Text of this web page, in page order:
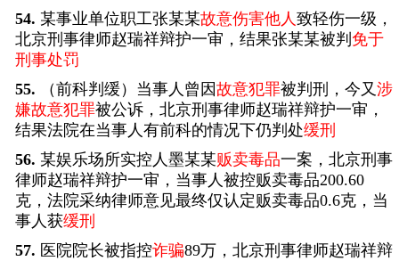
54. 某事业单位职工张某某故意伤害他人致轻伤一级，
北京刑事律师赵瑞祥辩护一审，结果张某某被判 免于
刑事处罚
55.
（前科判缓）当事人曾因故意犯罪被判刑，今又涉
嫌故意犯罪被公诉，北京刑事律师赵瑞祥辩护一审，
结果法院在当事人有前科的情况下仍判处缓刑
56. 某娱乐场所实控人墨某某贩卖毒品一案，北京刑事
律师赵瑞祥辩护一审，当事人被控贩卖毒品200.60
克，法院采纳律师意见最终仅认定贩卖毒品0.6克，当
事人获缓刑
57. 医院院长被指控诈骗89万，北京刑事律师赵瑞祥辩